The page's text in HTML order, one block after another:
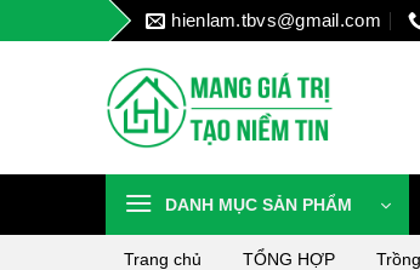
to
hienlam.tbvs@gmail.com
DANH MỤC SẢN PHẨM
Trang chủ TỔNG HỢP